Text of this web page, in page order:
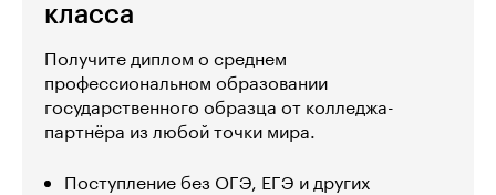
класса
Получите диплом о среднем
профессиональном образовании
государственного образца от колледжа-
партнёра из любой точки мира.
Поступление без ОГЭ, ЕГЭ и других